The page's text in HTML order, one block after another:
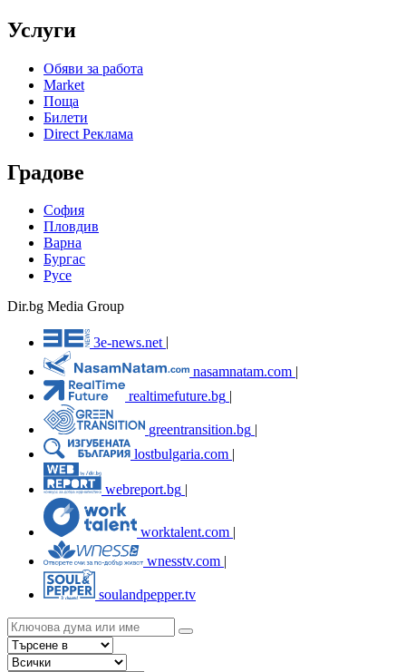
Услуги
Обяви за работа
Market
Поща
Билети
Direct Реклама
Градове
София
Пловдив
Варна
Бургас
Русе
Dir.bg Media Group
3e-news.net
nasamnatam.com |
realtimefuture.bg |
greentransition.bg |
lostbulgaria.com |
webreport.bg
worktalent.com |
wnesstv.com |
soulandpepper.tv